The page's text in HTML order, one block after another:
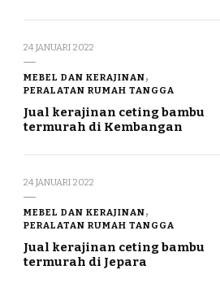
24 JANUARI 2022
MEBEL DAN KERAJINAN
PERALATAN RUMAH TANGGA
Jual kerajinan ceting bambu
termurah di Kembangan
24 JANUARI 2022
MEBEL DAN KERAJINAN
PERALATAN RUMAH TANGGA
Jual kerajinan ceting bambu
termurah di Jepara